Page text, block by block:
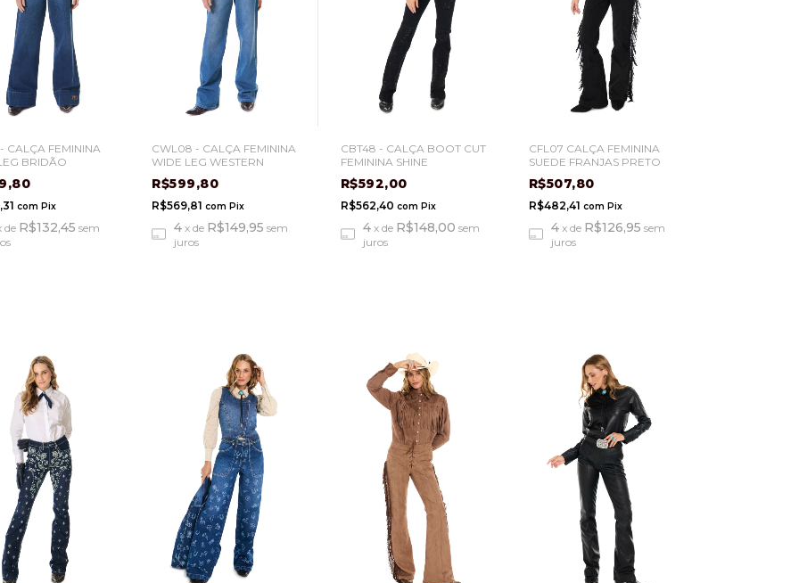
CALÇA FEMININA
BRIDÃO
com Pix
de R$132,45 sem
CWL08 - CALÇA FEMININA
WIDE LEG WESTERN
R$599,80
R$569,81com Pix
4 xde R$149,95 sem
juros
CBT48 - CALÇA BOOT CUT
FEMININA SHINE
R$592,00
R$562,40 com Pix
4 x de R$148,00 sem
juros
CFL07 CALÇA FEMININA
SUEDE FRANJAS PRETO
R$507,80
R$482,41 com Pix
4 x de R$126,95 sem
juros